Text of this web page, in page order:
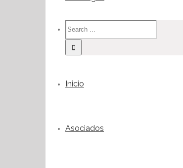
Inicio
Asociados